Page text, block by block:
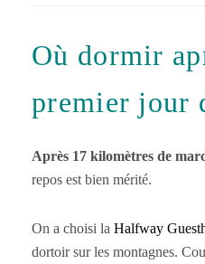
Où dormir
premier jour
Après 17 kilomètres de
repos est bien mérité.
On a choisi la Halfway
dortoir sur les montagnes.